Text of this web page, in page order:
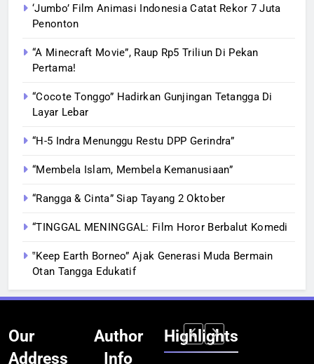
‘Jumbo’ Film Animasi Indonesia Catat Rekor 7 Juta
Penonton
“A Minecraft Movie”, Raup Rp5 Triliun Di Pekan
Pertama!
“Cocote Tonggo” Hadirkan Gunjingan Tetangga Di
Layar Lebar
“H-5 Indra Menunggu Restu DPP Gerindra”
“Membela Islam, Membela Kemanusiaan”
“Rangga & Cinta” Siap Tayang 2 Oktober
“TINGGAL MENINGGAL: Film Horor Berbalut Komedi
‟Keep Earth Borneo” Ajak Generasi Muda Bermain
Otan Tangga Edukatif
Our
Address
Author
Info
Highlights